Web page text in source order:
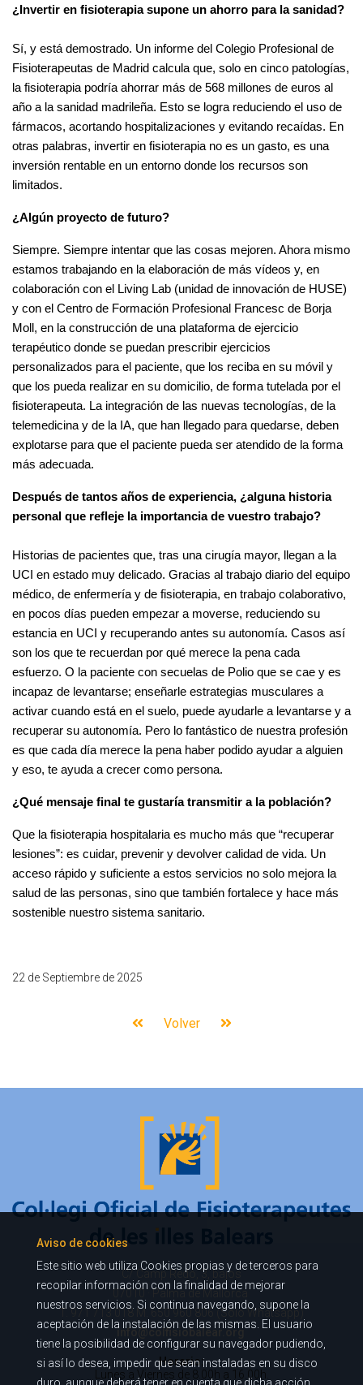
¿Invertir en fisioterapia supone un ahorro para la sanidad?
Sí, y está demostrado. Un informe del Colegio Profesional de
Fisioterapeutas de Madrid calcula que, solo en cinco patologías,
la fisioterapia podría ahorrar más de 568 millones de euros al
año a la sanidad madrileña. Esto se logra reduciendo el uso de
fármacos, acortando hospitalizaciones y evitando recaídas. En
otras palabras, invertir en fisioterapia no es un gasto, es una
inversión rentable en un entorno donde los recursos son
limitados.
¿Algún proyecto de futuro?
Siempre. Siempre intentar que las cosas mejoren. Ahora mismo
estamos trabajando en la elaboración de más vídeos y, en
colaboración con el Living Lab (unidad de innovación de HUSE)
y con el Centro de Formación Profesional Francesc de Borja
Moll, en la construcción de una plataforma de ejercicio
terapéutico donde se puedan prescribir ejercicios
personalizados para el paciente, que los reciba en su móvil y
que los pueda realizar en su domicilio, de forma tutelada por el
fisioterapeuta. La integración de las nuevas tecnologías, de la
telemedicina y de la IA, que han llegado para quedarse, deben
explotarse para que el paciente pueda ser atendido de la forma
más adecuada.
Después de tantos años de experiencia, ¿alguna historia
personal que refleje la importancia de vuestro trabajo?
Historias de pacientes que, tras una cirugía mayor, llegan a la
UCI en estado muy delicado. Gracias al trabajo diario del equipo
médico, de enfermería y de fisioterapia, en trabajo colaborativo,
en pocos días pueden empezar a moverse, reduciendo su
estancia en UCI y recuperando antes su autonomía. Casos así
son los que te recuerdan por qué merece la pena cada
esfuerzo. O la paciente con secuelas de Polio que se cae y es
incapaz de levantarse; enseñarle estrategias musculares a
activar cuando está en el suelo, puede ayudarle a levantarse y a
recuperar su autonomía. Pero lo fantástico de nuestra profesión
es que cada día merece la pena haber podido ayudar a alguien
y eso, te ayuda a crecer como persona.
¿Qué mensaje final te gustaría transmitir a la población?
Que la fisioterapia hospitalaria es mucho más que “recuperar
lesiones”: es cuidar, prevenir y devolver calidad de vida. Un
acceso rápido y suficiente a estos servicios no solo mejora la
salud de las personas, sino que también fortalece y hace más
sostenible nuestro sistema sanitario.
22 de Septiembre de 2025
Volver
Aviso de cookies
Este sitio web utiliza Cookies propias y de terceros para
recopilar información con la finalidad de mejorar
nuestros servicios. Si continua navegando, supone la
aceptación de la instalación de las mismas. El usuario
tiene la posibilidad de configurar su navegador pudiendo,
si así lo desea, impedir que sean instaladas en su disco
C/ Camp Redó, 3, bajos
07010 · Palma de Mallorca
T. 971 713 018 M. 650 960 806 (Sólo Whatsapp)
info@colfisiobalear.org
Horario:
Lunes a Viernes de 8.00h a 16.00h.